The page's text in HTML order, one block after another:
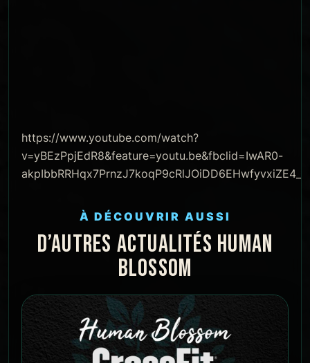
https://www.youtube.com/watch?
v=yBEzPpjEdR8&feature=youtu.be&fbclid=IwAR0-
À DÉCOUVRIR AUSSI
D’AUTRES ACTUALITÉS HUMAN
BLOSSOM